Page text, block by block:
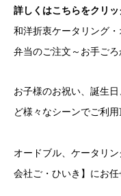
詳しくはこちらをクリッ
和洋折衷ケータリング
弁当のご注文～お手ご
お子様のお祝い、誕生
ど様々なシーンでご利用
オードブル、ケータリ
会社ご・ひいき】にお任